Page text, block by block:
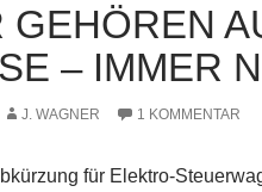
GEHÖREN
– IMMER
J. WAGNER 1 KOMMENTAR
für Elektro-